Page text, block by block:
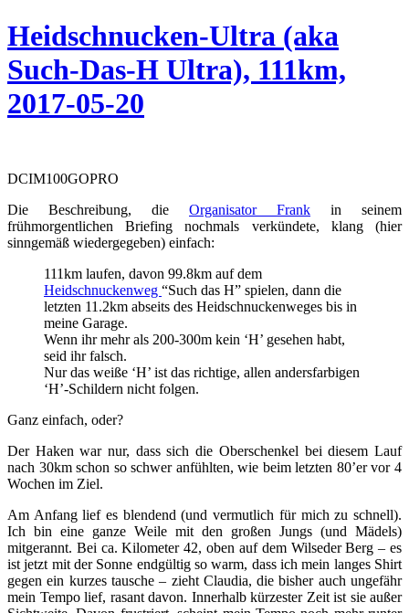
Heidschnucken-Ultra (aka
Such-Das-H Ultra), 111km,
2017-05-20
DCIM100GOPRO
Die Beschreibung, die Organisator Frank in seinem
frühmorgentlichen Briefing nochmals verkündete, klang (hier
sinngemäß wiedergegeben) einfach:
111km laufen, davon 99.8km auf dem
Heidschnuckenweg “Such das H” spielen, dann die
letzten 11.2km abseits des Heidschnuckenweges bis in
meine Garage.
Wenn ihr mehr als 200-300m kein ‘H’ gesehen habt,
seid ihr falsch.
Nur das weiße ‘H’ ist das richtige, allen andersfarbigen
‘H’-Schildern nicht folgen.
Ganz einfach, oder?
Der Haken war nur, dass sich die Oberschenkel bei diesem Lauf
nach 30km schon so schwer anfühlten, wie beim letzten 80’er vor 4
Wochen im Ziel.
Am Anfang lief es blendend (und vermutlich für mich zu schnell).
Ich bin eine ganze Weile mit den großen Jungs (und Mädels)
mitgerannt. Bei ca. Kilometer 42, oben auf dem Wilseder Berg – es
ist jetzt mit der Sonne endgültig so warm, dass ich mein langes Shirt
gegen ein kurzes tausche – zieht Claudia, die bisher auch ungefähr
mein Tempo lief, rasant davon. Innerhalb kürzester Zeit ist sie außer